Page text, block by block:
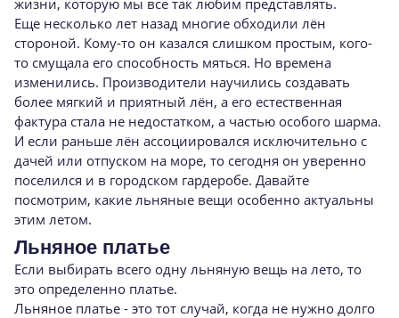
жизни, которую мы все так любим представлять.
Еще несколько лет назад многие обходили лён
стороной. Кому-то он казался слишком простым, кого-
то смущала его способность мяться. Но времена
изменились. Производители научились создавать
более мягкий и приятный лён, а его естественная
фактура стала не недостатком, а частью особого шарма.
И если раньше лён ассоциировался исключительно с
дачей или отпуском на море, то сегодня он уверенно
поселился и в городском гардеробе. Давайте
посмотрим, какие льняные вещи особенно актуальны
этим летом.
Льняное платье
Если выбирать всего одну льняную вещь на лето, то
это определенно платье.
Льняное платье - это тот случай, когда не нужно долго